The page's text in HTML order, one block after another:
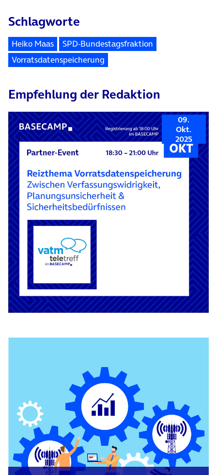
Schlagworte
Heiko Maas
SPD-Bundestagsfraktion
Vorratsdatenspeicherung
Empfehlung der Redaktion
09.
Okt.
2025